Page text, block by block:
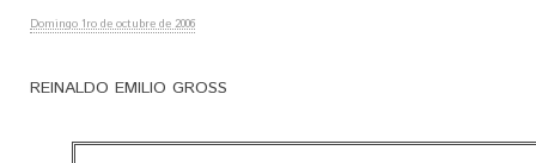
Domingo 1ro de octubre de 2006
REINALDO EMILIO GROSS